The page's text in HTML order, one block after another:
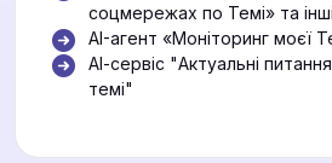
соцмережах по Темі» та
AI-агент «Моніторинг моєї
АІ-сервіс "Актуальні
темі"